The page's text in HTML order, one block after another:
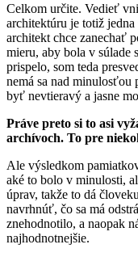
Celkom určite. Vedieť
architektúru je totiž
architekt chce zanechať
mieru, aby bola v
prispelo, som teda
nemá sa nad minulosťou
byť nevtieravý a jasne
Práve preto si to asi
archívoch. To pre
Ale výsledkom
aké to bolo v minulosti,
úprav, takže to dá
navrhnúť, čo sa má
znehodnotilo, a naopak
najhodnotnejšie.